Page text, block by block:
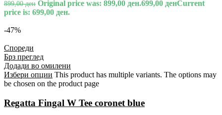
899,00ден Original price was: 899,00 ден.699,00 денCurrent
price is: 699,00 ден.
-47%
Спореди
Брз преглед
Додади во омилени
Избери опции This product has multiple variants. The options may
be chosen on the product page
Regatta Fingal W Tee coronet blue